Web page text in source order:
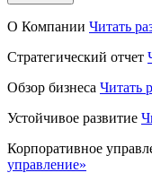
О Компании Читать
Стратегический отчет
Обзор бизнеса Читать
Устойчивое развитие
Корпоративное
управление»